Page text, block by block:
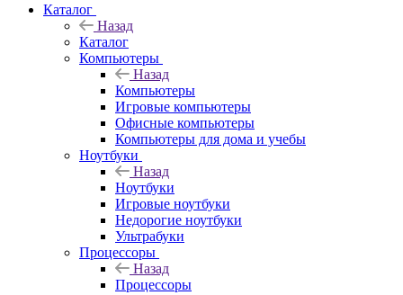
Каталог
Назад
Каталог
Компьютеры
Назад
Компьютеры
Игровые компьютеры
Офисные компьютеры
Компьютеры для дома и учебы
Ноутбуки
Назад
Ноутбуки
Игровые ноутбуки
Недорогие ноутбуки
Ультрабуки
Процессоры
Назад
Процессоры